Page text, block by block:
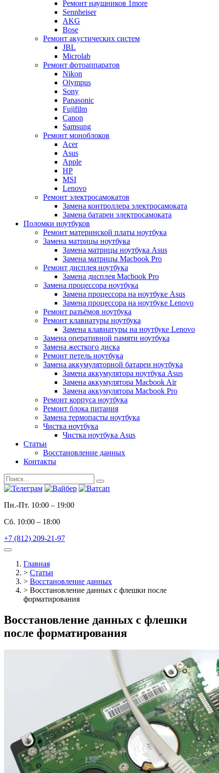
Ремонт наушников 1more
Sennheiser
AKG
Bose
Ремонт акустических систем
JBL
Microlab
Ремонт фотоаппаратов
Nikon
Olympus
Sony
Panasonic
Fujifilm
Canon
Samsung
Ремонт моноблоков
Acer
Asus
Apple
HP
MSI
Lenovo
Ремонт электросамокатов
Замена контроллера электросамоката
Замена батареи электросамоката
Поломки ноутбуков
Ремонт материнской платы ноутбука
Замена матрицы ноутбука
Замена матрицы ноутбука Asus
Замена матрицы Macbook Pro
Ремонт дисплея ноутбука
Замена дисплея Macbook Pro
Замена процессора ноутбука
Замена процессора на ноутбуке Asus
Замена процессора на ноутбуке Lenovo
Ремонт разъёмов ноутбука
Ремонт клавиатуры ноутбука
Замена клавиатуры на ноутбуке Lenovo
Замена оперативной памяти ноутбука
Замена жесткого диска
Ремонт петель ноутбука
Замена аккумуляторной батареи ноутбука
Замена аккумулятора ноутбука Asus
Замена аккумулятора Macbook Air
Замена аккумулятора Macbook Pro
Ремонт корпуса ноутбука
Ремонт блока питания
Замена термопасты ноутбука
Чистка ноутбука
Чистка ноутбука Asus
Статьи
Восстановление данных
Контакты
Пн.-Пт. 10:00 – 19:00
Сб. 10:00 – 18:00
+7 (812) 209-21-97
Главная
> Статьи
> Восстановление данных
> Восстановление данных с флешки после
форматирования
Восстановление данных с флешки
после форматирования